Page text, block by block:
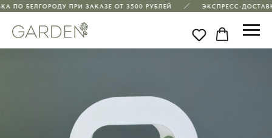
ПО БЕЛГОРОДУ ПРИ ЗАКАЗЕ ОТ 3500 РУБЛЕЙ ЭКСПРЕСС-